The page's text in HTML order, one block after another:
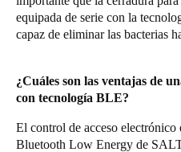
equipada de serie con la
capaz de eliminar las bacterias
¿Cuáles son las ventajas de
con tecnología BLE?
El control de acceso
Bluetooth Low Energy de